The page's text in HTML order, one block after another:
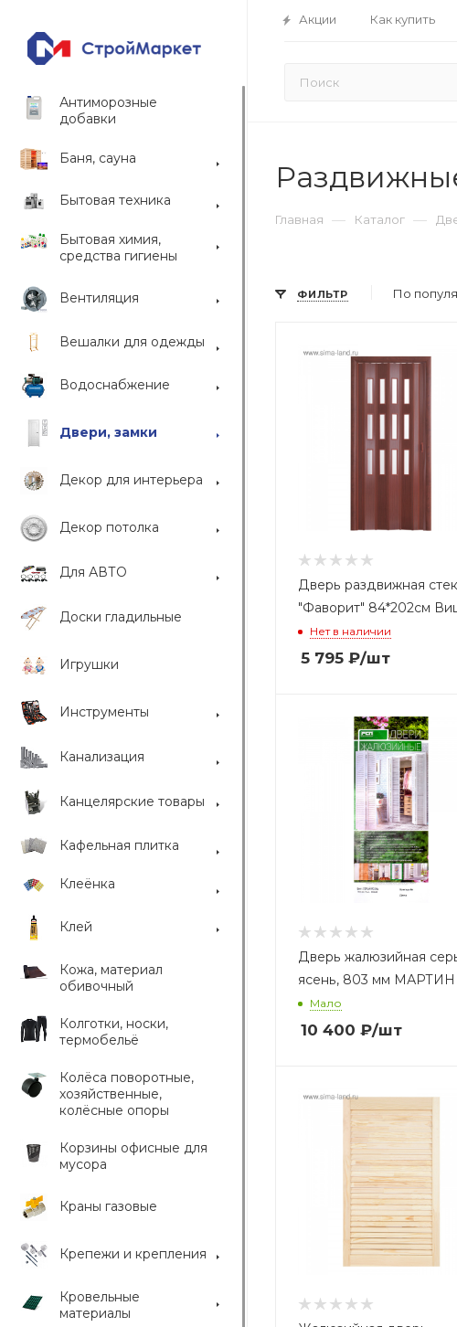
Акции Как купить
Антиморозные
добавки
Баня, сауна
Бытовая техника
Бытовая химия,
средства гигиены
Вентиляция
Вешалки для одежды
Водоснабжение
Двери, замки
Декор для интерьера
Декор потолка
Для АВТО
Доски гладильные
Игрушки
Инструменты
Канализация
Канцелярские товары
Кафельная плитка
Клеёнка
Клей
Кожа, материал
обивочный
Колготки, носки,
термобельё
Колёса поворотные,
хозяйственные,
колёсные опоры
Корзины офисные для
мусора
Краны газовые
Крепежи и крепления
Кровельные
материалы
Главная — Каталог —
ФИЛЬТР По
Дверь раздвижная
"Фаворит" 84*202см
Нет в наличии
5 795 ₽/шт
Дверь жалюзийная
ясень, 803 мм МАРТИН
Мало
10 400 ₽/шт